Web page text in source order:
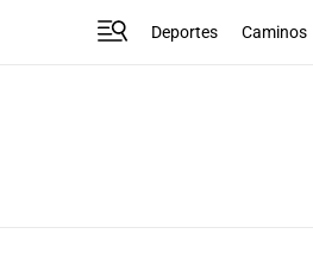
Deportes Caminos